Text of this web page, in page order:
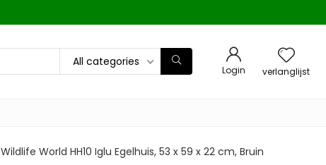
All categories
Login verlanglijst
Wildlife World HH10 Iglu Egelhuis, 53 x 59 x 22 cm, Bruin